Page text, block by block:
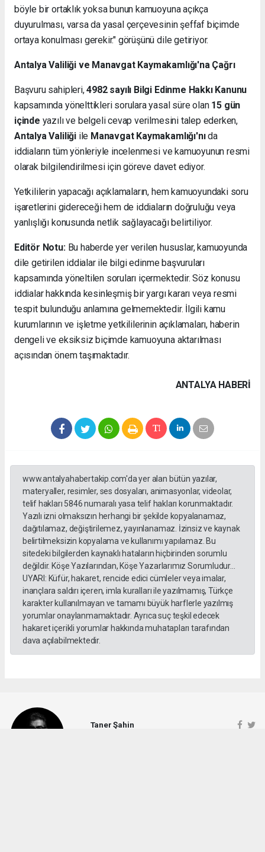
böyle bir ortaklık yoksa bunun kamuoyuna açıkça
duyurulması, varsa da yasal çerçevesinin şeffaf biçimde
ortaya konulması gerekir." görüşünü dile getiriyor.
Antalya Valiliği ve Manavgat Kaymakamlığı'na Çağrı
Başvuru sahipleri,4982 sayılı Bilgi Edinme Hakkı Kanunu
kapsamında yönelttikleri sorulara yasal süre olan 15 gün
içinde yazılı ve belgeli cevap verilmesini talep ederken,
Antalya Valiliğiile Manavgat Kaymakamlığı'nıda
iddiaların tüm yönleriyle incelenmesi ve kamuoyunun resmi
olarak bilgilendirilmesi için göreve davet ediyor.
Yetkililerin yapacağı açıklamaların, hem kamuoyundaki soru
işaretlerini gidereceği hem de iddiaların doğruluğu veya
yanlışlığı konusunda netlik sağlayacağı belirtiliyor.
Editör Notu:Bu haberde yer verilen hususlar, kamuoyunda
dile getirilen iddialar ile bilgi edinme başvuruları
kapsamında yöneltilen soruları içermektedir. Söz konusu
iddialar hakkında kesinleşmiş bir yargı kararı veya resmi
tespit bulunduğu anlamına gelmemektedir. İlgili kamu
kurumlarının ve işletme yetkililerinin açıklamaları, haberin
dengeli ve eksiksiz biçimde kamuoyuna aktarılması
açısından önem taşımaktadır.
ANTALYA HABERİ
www.antalyahabertakip.com'da yer alan bütün yazılar,
materyaller, resimler, ses dosyaları, animasyonlar, videolar,
telif hakları 5846 numaralı yasa telif hakları korunmaktadır.
Yazılı izni olmaksızın herhangi bir şekilde kopyalanamaz,
dağıtılamaz, değiştirilemez, yayınlanamaz. İzinsiz ve kaynak
belirtilmeksizin kopyalama ve kullanımı yapılamaz. Bu
sitedeki bilgilerden kaynaklı hataların hiçbirinden sorumlu
değildir. Köşe Yazılarından, Köşe Yazarlarımız Sorumludur...
UYARI: Küfür, hakaret, rencide edici cümleler veya imalar,
inançlara saldırı içeren, imla kuralları ile yazılmamış, Türkçe
karakter kullanılmayan ve tamamı büyük harflerle yazılmış
yorumlar onaylanmamaktadır. Ayrıca suç teşkil edecek
hakaret içerikli yorumlar hakkında muhatapları tarafından
dava açılabilmektedir.
Taner Şahin